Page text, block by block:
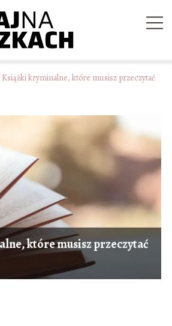
Książki kryminalne, które musisz przeczytać
które musisz przeczytać